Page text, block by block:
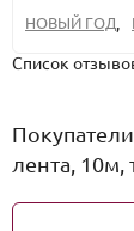
НОВЫЙ ГОД,
Список
лента, 10м,